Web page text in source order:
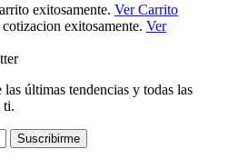
exitosamente. Ver Carrito
exitosamente. Ver
últimas tendencias y todas las
ti.
Suscribirme